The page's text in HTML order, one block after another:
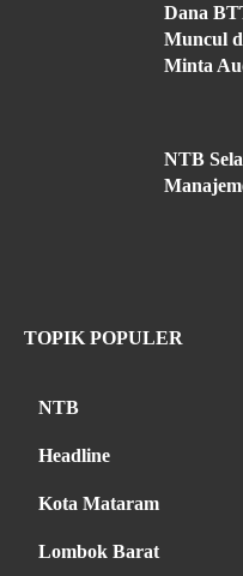
Dana
Muncul
Minta
NTB
TOPIK POPULER
NTB
Headline
Kota Mataram
Lombok Barat